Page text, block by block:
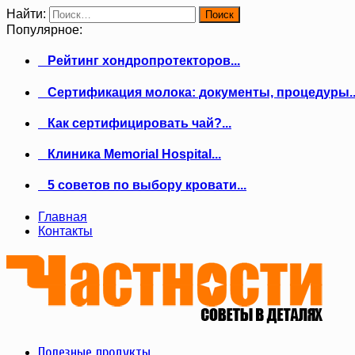
Найти:
Популярное:
Рейтинг хондропротекторов...
Сертификация молока: документы,
Как сертифицировать чай?...
Клиника Memorial Hospital...
5 советов по выбору кровати...
Главная
Контакты